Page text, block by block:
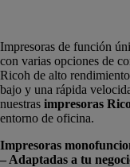
Impresoras de función
con varias opciones de
Ricoh de alto
bajo y una rápida
nuestras impresoras
entorno de oficina.
Impresoras
– Adaptadas a tu